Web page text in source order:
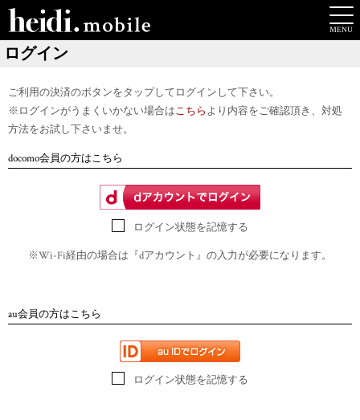
ログイン
ご利用の決済のボタンをタップしてログインして下さい。
※ログインがうまくいかない場合はこちらより内容をご確認頂き、対処
方法をお試し下さいませ。
docomo会員の方はこちら
ログイン状態を記憶する
※Wi-Fi経由の場合は『dアカウント』の入力が必要になります。
au会員の方はこちら
ログイン状態を記憶する